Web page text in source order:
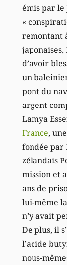
émis par le
«
remontant
japonaises,
d’avoir
un
pont du
argent
Lamya
France,
fondée par
zélandais
mission et
ans de
lui-même
n’y avait
De plus, il
l’acide
nous-